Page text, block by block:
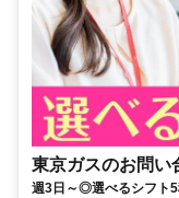
東京ガスのお問い
週3日～◎選べるシフト